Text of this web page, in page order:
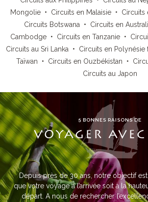
Mongolie • Circuits en Malaisie • Circuits
Circuits Botswana • Circuits en
Cambodge• Circuits en Tanzanie•
Circuits au Sri Lanka • Circuits en Polynésie
Taïwan • Circuits en Ouzbékistan •
Circuits au Japon
5 BONNES RAISONS DE
VOYAGER
Depuis près de 30 ans, notre objectif
que votre voyage à l’arrivée soit à la
départ. A nous de rechercher